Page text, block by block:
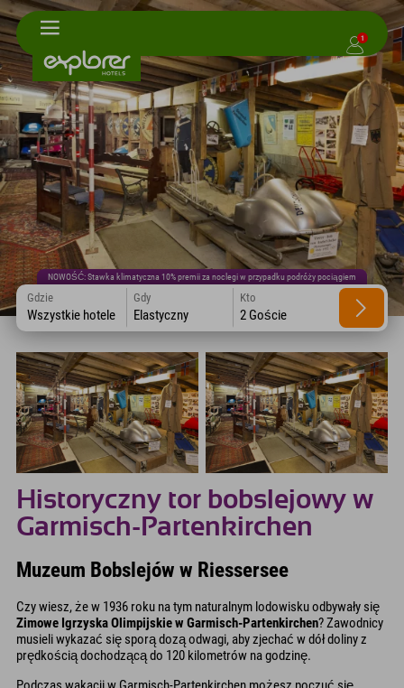
1
NOWOŚĆ: Stawka klimatyczna 10% premii za noclegi w przypadku podróży pociągiem
Gdzie
Wszystkie hotele
Gdy
Elastyczny
Kto
2 Goście
Historyczny tor bobslejowy w
Garmisch-Partenkirchen
Muzeum Bobslejów w Riessersee
Czy wiesz, że w 1936 roku na tym naturalnym lodowisku odbywały się
Zimowe Igrzyska Olimpijskie w Garmisch-Partenkirchen? Zawodnicy
musieli wykazać się sporą dozą odwagi, aby zjechać w dół doliny z
prędkością dochodzącą do 120 kilometrów na godzinę.